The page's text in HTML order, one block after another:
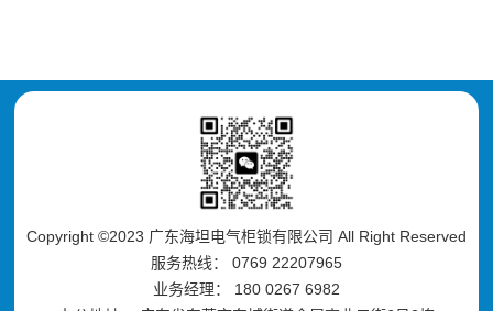
Copyright ©2023 广东海坦电气柜锁有限公司 All Right Reserved
服务热线： 0769 22207965
业务经理： 180 0267 6982